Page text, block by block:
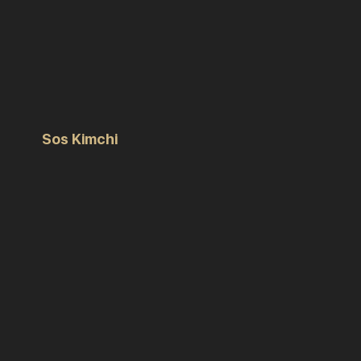
Sos Kimchi